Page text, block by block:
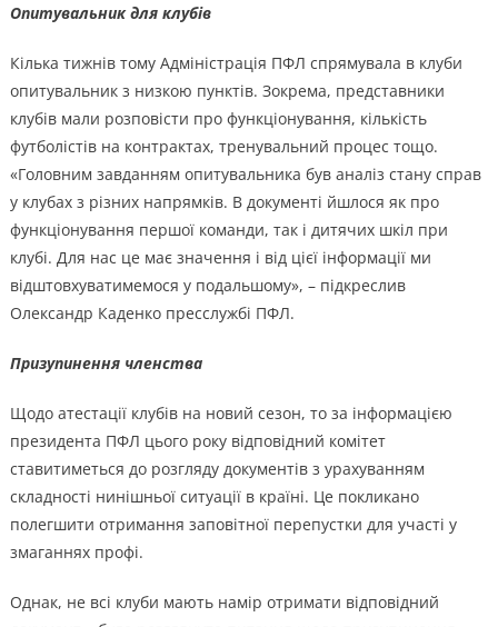
Опитувальник для клубів
Кілька тижнів тому Адміністрація ПФЛ спрямувала в клуби
опитувальник з низкою пунктів. Зокрема, представники
клубів мали розповісти про функціонування, кількість
футболістів на контрактах, тренувальний процес тощо.
«Головним завданням опитувальника був аналіз стану справ
у клубах з різних напрямків. В документі йшлося як про
функціонування першої команди, так і дитячих шкіл при
клубі. Для нас це має значення і від цієї інформації ми
відштовхуватимемося у подальшому», – підкреслив
Олександр Каденко пресслужбі ПФЛ.
Призупинення членства
Щодо атестації клубів на новий сезон, то за інформацією
президента ПФЛ цього року відповідний комітет
ставитиметься до розгляду документів з урахуванням
складності нинішньої ситуації в країні. Це покликано
полегшити отримання заповітної перепустки для участі у
змаганнях профі.
Однак, не всі клуби мають намір отримати відповідний